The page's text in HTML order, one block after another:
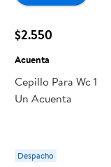
$2.550
Acuenta
Cepillo Para Wc 1
Un Acuenta
Despacho